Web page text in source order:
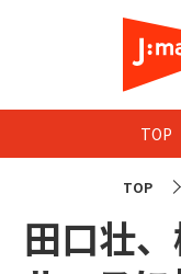
TOP
TOP
田口壮